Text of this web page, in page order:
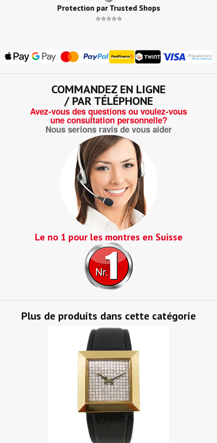
Protection par Trusted Shops
⭐⭐⭐⭐⭐
COMMANDEZ EN LIGNE
/ PAR TÉLÉPHONE
Avez-vous des questions ou voulez-vous
une consultation personnelle?
Nous serions ravis de vous aider
Le no 1 pour les montres en Suisse
Plus de produits dans cette catégorie